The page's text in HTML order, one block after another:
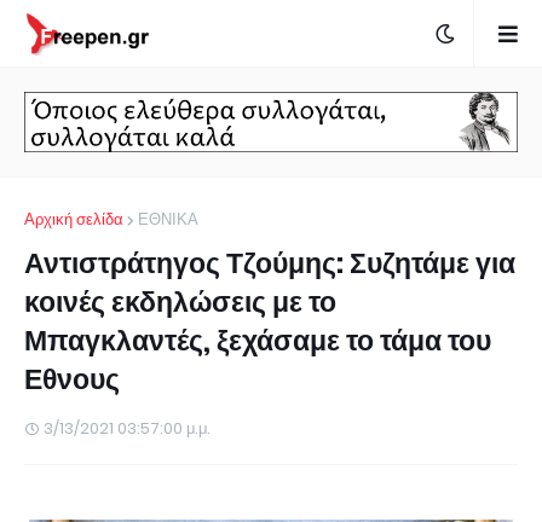
Αρχική σελίδα ΕΘΝΙΚΑ
Αντιστράτηγος Τζούμης: Συζητάμε για
κοινές εκδηλώσεις με το
Μπαγκλαντές, ξεχάσαμε το τάμα του
Εθνους
3/13/2021 03:57:00 μ.μ.